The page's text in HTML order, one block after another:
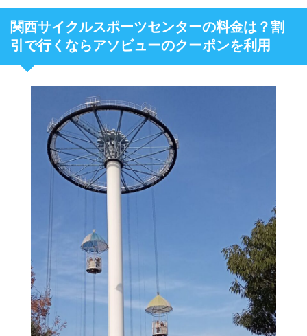
関西サイクルスポーツセンターの料金は？割
引で行くならアソビューのクーポンを利用